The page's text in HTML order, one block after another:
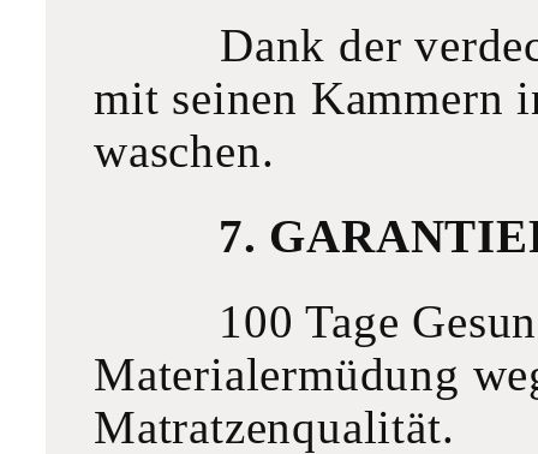
Dank der
mit seinen Kammern
waschen.
7.
100 Tage
Materialermüdung
Matratzenqualität.